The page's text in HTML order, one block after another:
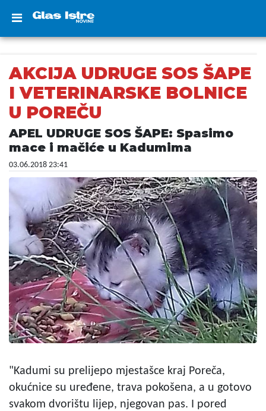
AKCIJA UDRUGE SOS ŠAPE
I VETERINARSKE BOLNICE
U POREČU
APEL UDRUGE SOS ŠAPE: Spasimo
mace i mačiće u Kadumima
03.06.2018 23:41
"Kadumi su prelijepo mjestašce kraj Poreča,
okućnice su uređene, trava pokošena, a u gotovo
svakom dvorištu lijep, njegovan pas. I pored